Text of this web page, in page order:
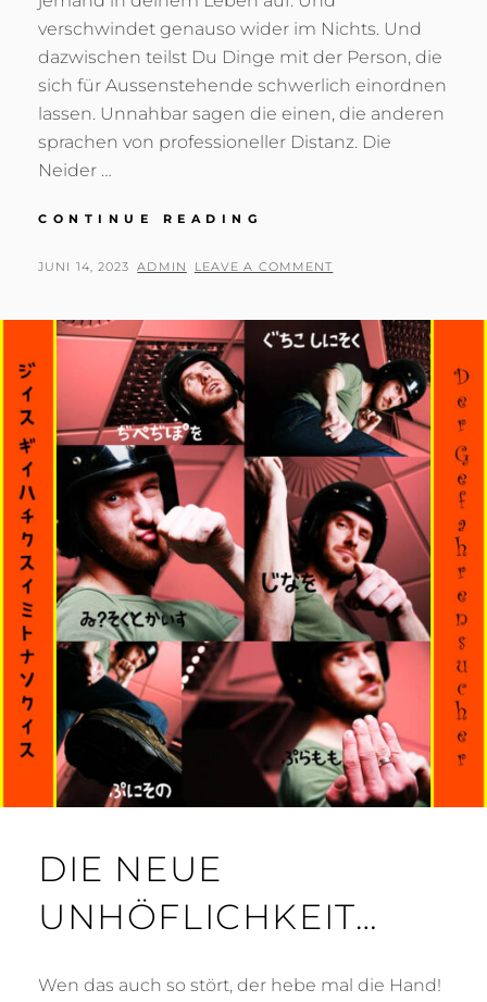
verschwindet genauso wider im Nichts. Und
dazwischen teilst Du Dinge mit der Person, die
sich für Aussenstehende schwerlich einordnen
lassen. Unnahbar sagen die einen, die anderen
sprachen von professioneller Distanz. Die
Neider …
CONTINUE READING
VERLEGENHEIT…
POSTED
JUNI 14, 2023 BY
ADMIN LEAVE A COMMENT
DIE NEUE
UNHÖFLICHKEIT…
Wen das auch so stört, der hebe mal die Hand!